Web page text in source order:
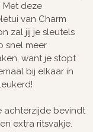
Met deze
van Charm
zal jij je sleutels
snel meer
want je stopt
bij elkaar in
achterzijde bevindt
extra ritsvakje.